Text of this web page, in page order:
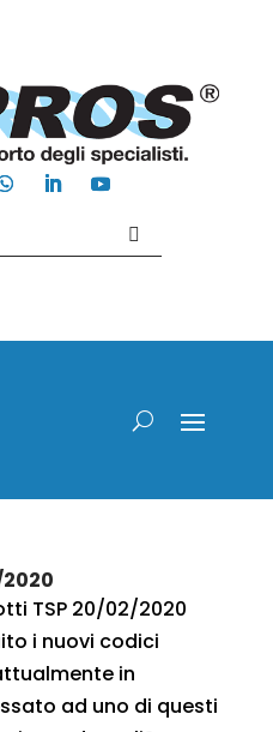
TSP 20/02/2020
i nuovi codici
in
ad uno di questi